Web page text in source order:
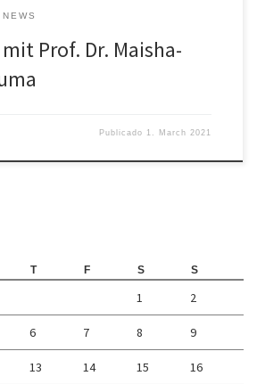
NEWS
Prof. Dr. Maisha-
Publicado 1. March 2021
T F S S
1 2
6 7 8 9
13 14 15 16